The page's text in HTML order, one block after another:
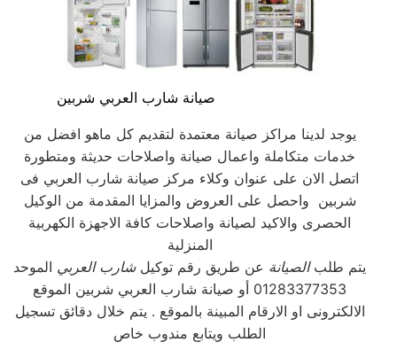
صيانة شارب العربي شربين
يوجد لدينا مراكز صيانة معتمدة لتقديم كل ماهو افضل من
خدمات متكاملة واعمال صيانة واصلاحات حديثة ومتطورة
اتصل الان على عنوان وكلاء مركز صيانة شارب العربي فى
شربين واحصل على العروض والمزايا المقدمة من الوكيل
الحصرى والاكيد لصيانة واصلاحات كافة الاجهزة الكهربية
المنزلية
يتم طلبالصيانة عن طريق رقم توكيلشارب العربي الموحد
01283377353 أو صيانة شارب العربي شربين الموقع
الالكترونى او الارقام المبينة بالموقع . يتم خلال دقائق تسجيل
الطلب ويتابع مندوب خاص